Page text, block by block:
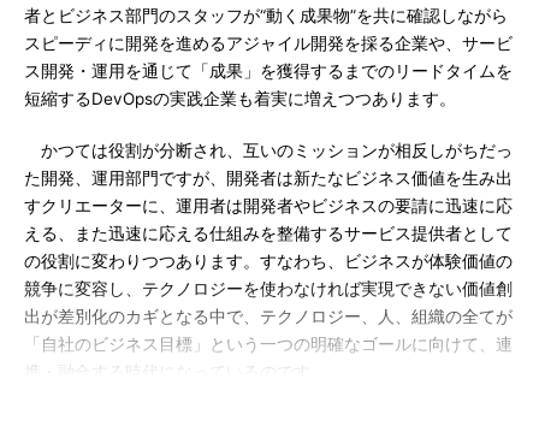
者とビジネス部門のスタッフが“動く成果物”を共に確認しながら
スピーディに開発を進めるアジャイル開発を採る企業や、サービ
ス開発・運用を通じて「成果」を獲得するまでのリードタイムを
短縮するDevOpsの実践企業も着実に増えつつあります。
かつては役割が分断され、互いのミッションが相反しがちだっ
た開発、運用部門ですが、開発者は新たなビジネス価値を生み出
すクリエーターに、運用者は開発者やビジネスの要請に迅速に応
える、また迅速に応える仕組みを整備するサービス提供者として
の役割に変わりつつあります。すなわち、ビジネスが体験価値の
競争に変容し、テクノロジーを使わなければ実現できない価値創
出が差別化のカギとなる中で、テクノロジー、人、組織の全てが
「自社のビジネス目標」という一つの明確なゴールに向けて、連
携・融合する時代になっているのです。